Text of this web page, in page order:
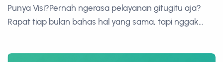
Punya Visi?Pernah ngerasa pelayanan gitugitu aja?
Rapat tiap bulan bahas hal yang sama, tapi nggak...